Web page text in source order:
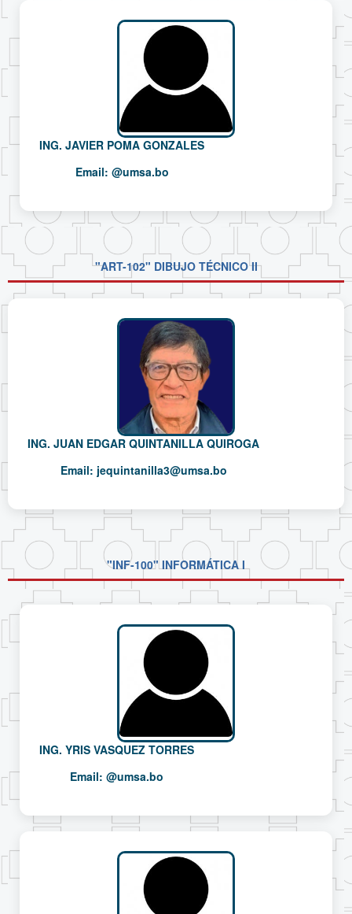
ING. JAVIER POMA GONZALES
Email: @umsa.bo
"ART-102" DIBUJO TÉCNICO II
ING. JUAN EDGAR QUINTANILLA QUIROGA
Email: jequintanilla3@umsa.bo
"INF-100" INFORMÁTICA I
ING. YRIS VASQUEZ TORRES
Email: @umsa.bo